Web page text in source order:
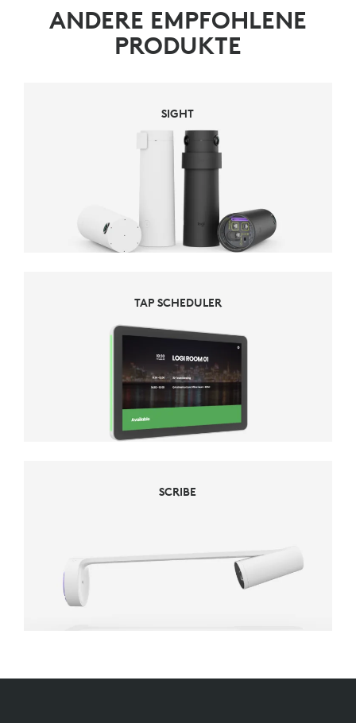
ANDERE EMPFOHLENE
PRODUKTE
SIGHT
TAP SCHEDULER
SCRIBE